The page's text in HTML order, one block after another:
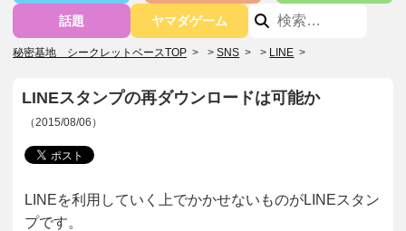
話題 ヤマダゲーム
秘密基地 シークレットベースTOP > SNS > LINE >
LINEスタンプの再ダウンロードは可能か
（2015/08/06）
LINEを利用していく上でかかせないものがLINEスタン
プです。